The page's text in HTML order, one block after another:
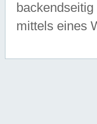
mittels eines